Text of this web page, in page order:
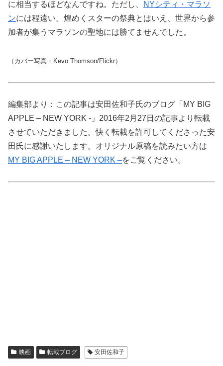
に相当するほどなんですね。ただし、
NYシティ・マラソ
ンには程遠い。煌めくスターの祭典とはいえ、世界から参
加者が集うマラソンの聖地には勝てませんでした。
（カバー写真：Kevo Thomson/Flickr）
編集部より：この記事は安田佐和子氏のブログ「MY BIG
APPLE – NEW YORK -」2016年2月27日の記事より転載
させていただきました。快く転載を許可してくださった安
田氏に感謝いたします。オリジナル原稿を読みたい方は
MY BIG APPLE – NEW YORK –をご覧ください。
映画 転載ブログ 安田佐和子